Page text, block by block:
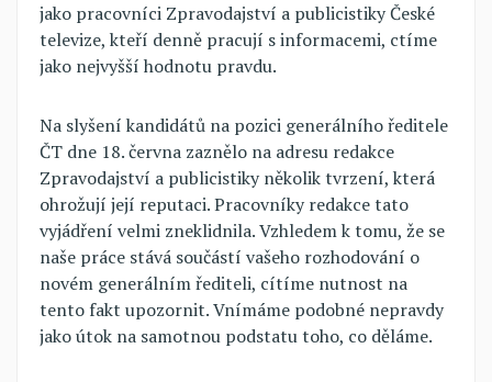
jako pracovníci Zpravodajství a publicistiky České
televize, kteří denně pracují s informacemi, ctíme
jako nejvyšší hodnotu pravdu.
Na slyšení kandidátů na pozici generálního ředitele
ČT dne 18. června zaznělo na adresu redakce
Zpravodajství a publicistiky několik tvrzení, která
ohrožují její reputaci. Pracovníky redakce tato
vyjádření velmi zneklidnila. Vzhledem k tomu, že se
naše práce stává součástí vašeho rozhodování o
novém generálním řediteli, cítíme nutnost na
tento fakt upozornit. Vnímáme podobné nepravdy
jako útok na samotnou podstatu toho, co děláme.